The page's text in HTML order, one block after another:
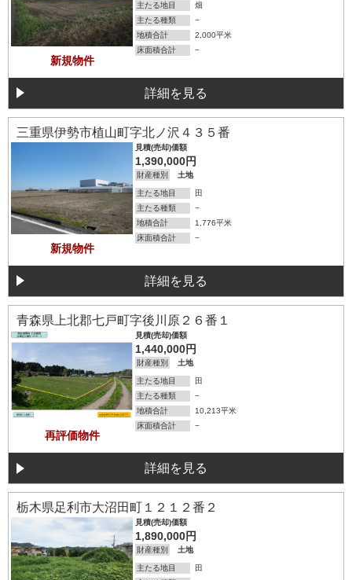
新規物件
主たる地目
畑
主たる種類
−
地積合計
2,000平米
床面積合計
−
詳細を見る
三重県伊勢市植山町字北ノ沢４３５番
新規物件
見積(売却)価額
1,390,000円
財産種別 土地
主たる地目
田
主たる種類
−
地積合計
1,776平米
床面積合計
−
詳細を見る
青森県上北郡七戸町字後川原２６番１
再評価物件
見積(売却)価額
1,440,000円
財産種別 土地
主たる地目
田
主たる種類
−
地積合計
10,213平米
床面積合計
−
詳細を見る
栃木県足利市大沼田町１２１２番２
見積(売却)価額
1,890,000円
財産種別 土地
主たる地目
田